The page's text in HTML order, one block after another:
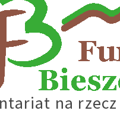
na rzecz